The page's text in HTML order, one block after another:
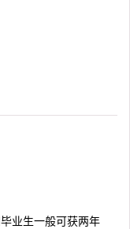
业生一般可获两年